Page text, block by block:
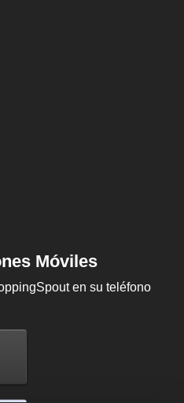
Móviles
en su teléfono